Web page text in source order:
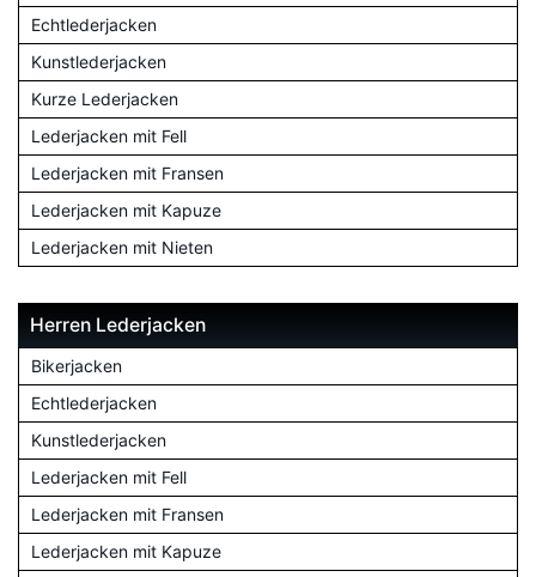
Echtlederjacken
Kunstlederjacken
Kurze Lederjacken
Lederjacken mit Fell
Lederjacken mit Fransen
Lederjacken mit Kapuze
Lederjacken mit Nieten
Herren Lederjacken
Bikerjacken
Echtlederjacken
Kunstlederjacken
Lederjacken mit Fell
Lederjacken mit Fransen
Lederjacken mit Kapuze